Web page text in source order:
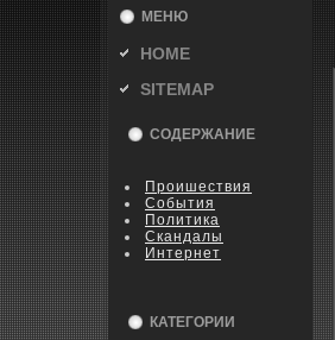
МЕНЮ
HOME
SITEMAP
СОДЕРЖАНИЕ
Пpoишествия
События
Политика
Скандалы
Интернет
КАТЕГОРИИ